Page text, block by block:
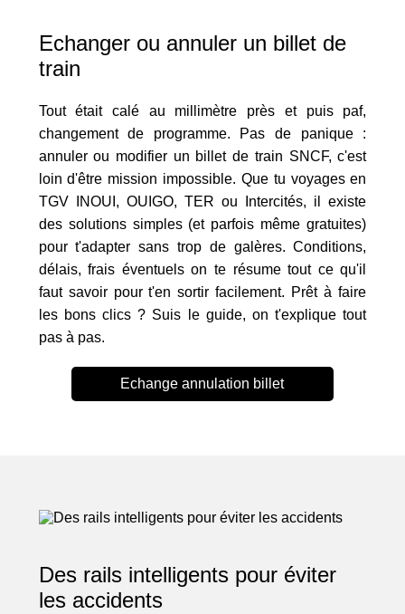
Echanger ou annuler un billet de
train
Tout était calé au millimètre près et puis paf,
changement de programme. Pas de panique :
annuler ou modifier un billet de train SNCF, c'est
loin d'être mission impossible. Que tu voyages en
TGV INOUI, OUIGO, TER ou Intercités, il existe
des solutions simples (et parfois même gratuites)
pour t'adapter sans trop de galères. Conditions,
délais, frais éventuels on te résume tout ce qu'il
faut savoir pour t'en sortir facilement. Prêt à faire
les bons clics ? Suis le guide, on t'explique tout
pas à pas.
Echange annulation billet
Des rails intelligents pour éviter
les accidents